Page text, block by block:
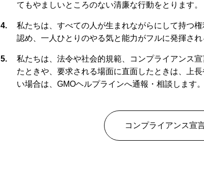
てもやましいところのない清廉な行動をとります。
私たちは、すべての人が生まれながらにして持つ
認め、一人ひとりのやる気と能力がフルに発揮され
私たちは、法令や社会的規範、コンプライアンス
たときや、要求される場面に直面したときは、上
い場合は、GMOヘルプラインへ通報・相談します。
コンプライアンス宣